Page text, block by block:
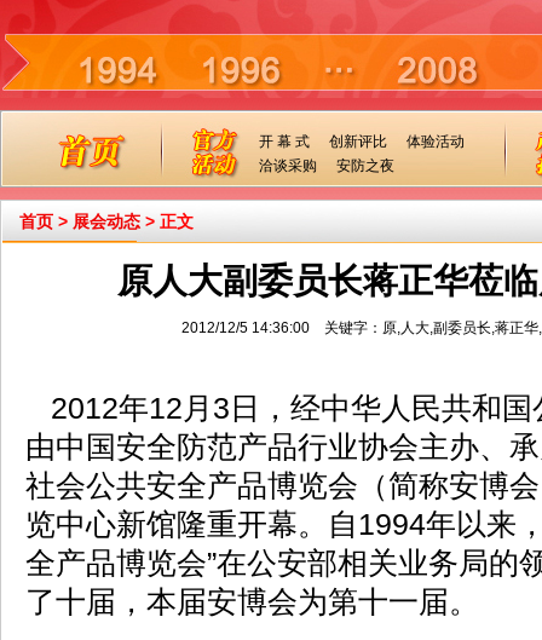
开 幕 式 创新评比
体验活动
洽谈采购
安防之夜
首页 > 展会动态 > 正文
原人大副委员长蒋正华莅
2012/12/5 14:36:00 关键字：原,人大,副委员长,蒋正
2012年12月3日，经中华人民共和国
由中国安全防范产品行业协会主办、
社会公共安全产品博览会（简称安博
览中心新馆隆重开幕。自1994年以来
全产品博览会”在公安部相关业务局的
了十届，本届安博会为第十一届。